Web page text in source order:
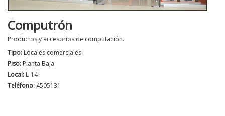
Computrón
Productos y accesorios de computación.
Tipo: Locales comerciales
Piso: Planta Baja
Local: L-14
Teléfono: 4505131